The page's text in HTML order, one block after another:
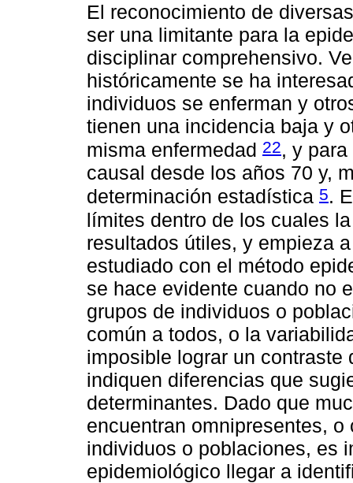
El reconocimiento de
ser una limitante para la
disciplinar comprehensivo.
históricamente se ha
individuos se enferman y
tienen una incidencia baja y
misma enfermedad 22, y
causal desde los años 70 y,
determinación estadística 5.
límites dentro de los cuales
resultados útiles, y empieza
estudiado con el método
se hace evidente cuando no
grupos de individuos o
común a todos, o la
imposible lograr un
indiquen diferencias que
determinantes. Dado que
encuentran omnipresentes,
individuos o poblaciones, es
epidemiológico llegar a